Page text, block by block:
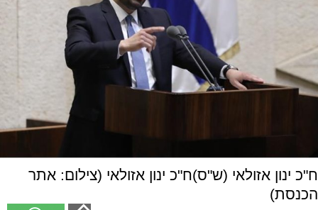
ח"כ ינון אזולאי (ש"ס)ח"כ ינון אזולאי (צילום: אתר
הכנסת)